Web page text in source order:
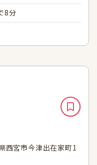
8分
西宮市今津出在家町1